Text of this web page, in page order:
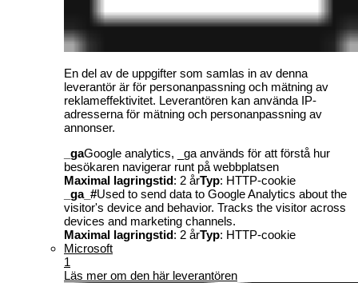
En del av de uppgifter som samlas in av denna
leverantör är för personanpassning och mätning av
reklameffektivitet. Leverantören kan använda IP-
adresserna för mätning och personanpassning av
annonser.
_gaGoogle analytics, _ga används för att förstå hur
besökaren navigerar runt på webbplatsen
Maximal lagringstid: 2 årTyp: HTTP-cookie
_ga_#Used to send data to Google Analytics about the
visitor's device and behavior. Tracks the visitor across
devices and marketing channels.
Maximal lagringstid: 2 årTyp: HTTP-cookie
Microsoft
1
Läs mer om den här leverantören